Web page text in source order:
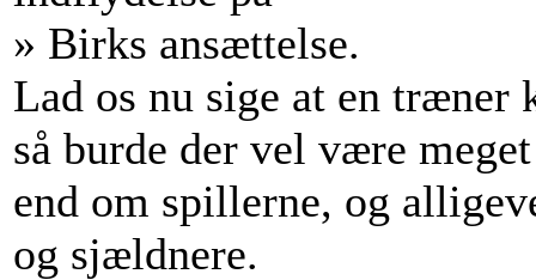
» Birks ansættelse.
Lad os nu sige at en træner
så burde der vel være
end om spillerne, og
og sjældnere.